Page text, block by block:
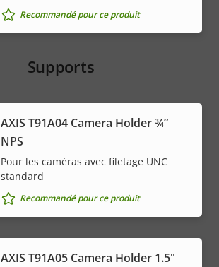
Recommandé pour ce produit
Supports
AXIS T91A04 Camera Holder ¾”
NPS
Pour les caméras avec filetage UNC
standard
Recommandé pour ce produit
AXIS T91A05 Camera Holder 1.5"